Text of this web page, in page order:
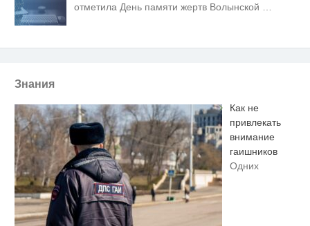
отметила День памяти жертв Волынской
Знания
Как не
привлекать
внимание
гаишников
Одних